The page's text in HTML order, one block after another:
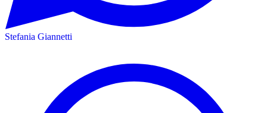
Stefania Giannetti